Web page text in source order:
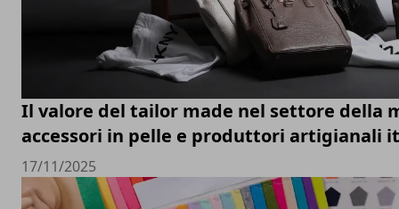
Il valore del tailor made nel settore della
accessori in pelle e produttori artigianali
17/11/2025